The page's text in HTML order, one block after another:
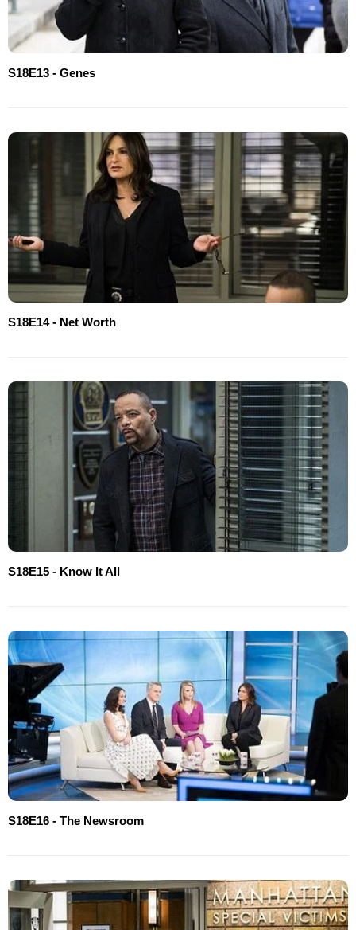
S18E13 - Genes
S18E14 - Net Worth
S18E15 - Know It All
S18E16 - The Newsroom